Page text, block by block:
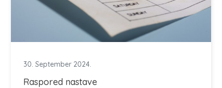
30. September 2024.
Raspored nastave